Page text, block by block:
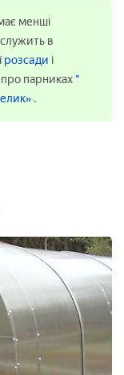
менші
в
розсади і
про парниках "
.